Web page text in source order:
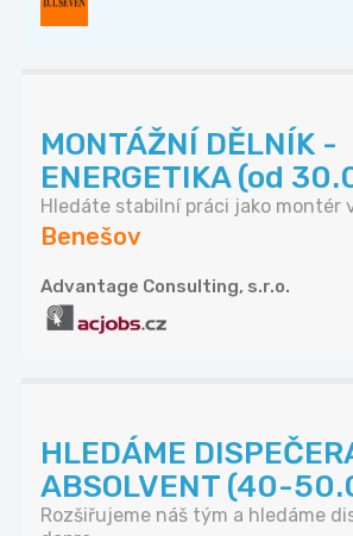
MONTÁŽNÍ DĚLNÍK -
ENERGETIKA (od
Hledáte stabilní práci jako montér
Benešov
Advantage Consulting, s.r.o.
HLEDÁME
ABSOLVENT (40-
Rozšiřujeme náš tým a hledáme